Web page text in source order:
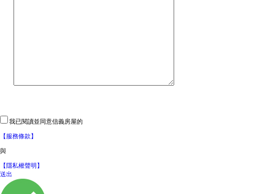
我已閱讀並同意信義房屋的
【服務條款】
與
【隱私權聲明】
送出